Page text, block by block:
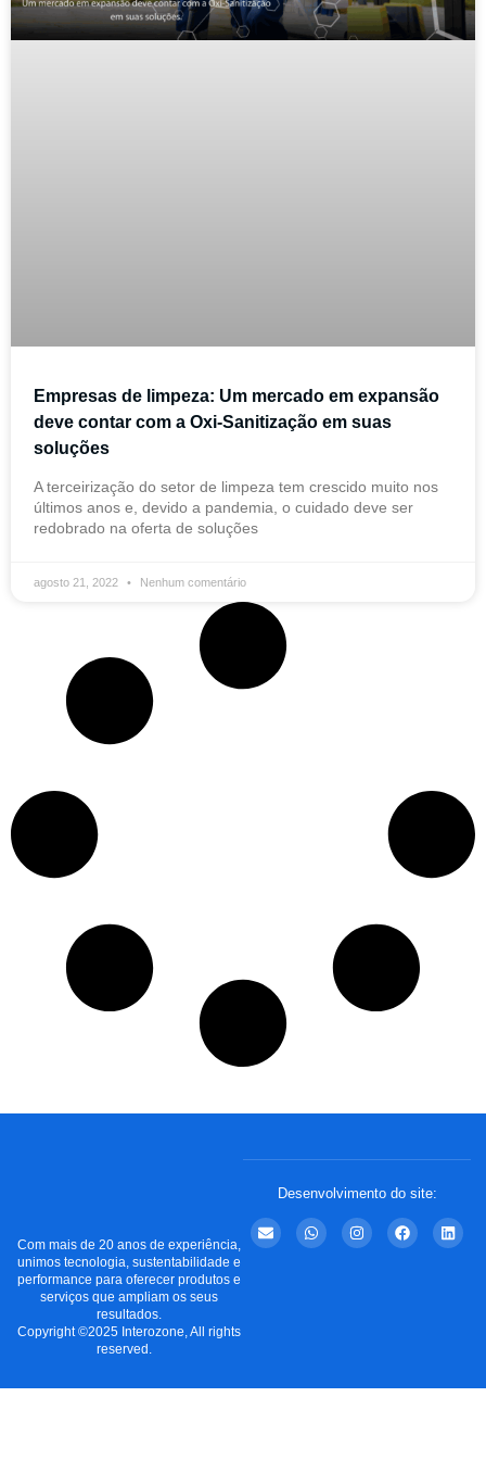
Empresas de limpeza: Um mercado em expansão
deve contar com a Oxi-Sanitização em suas
soluções
A terceirização do setor de limpeza tem crescido muito nos
últimos anos e, devido a pandemia, o cuidado deve ser
redobrado na oferta de soluções
agosto 21, 2022 Nenhum comentário
Com mais de 20 anos de experiência,
unimos tecnologia, sustentabilidade e
performance para oferecer produtos e
serviços que ampliam os seus
resultados.
Copyright ©2025 Interozone, All rights
reserved.
Desenvolvimento do site: